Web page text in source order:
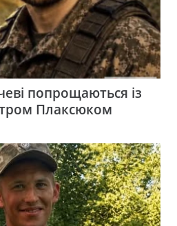
попрощаються із
Плаксюком